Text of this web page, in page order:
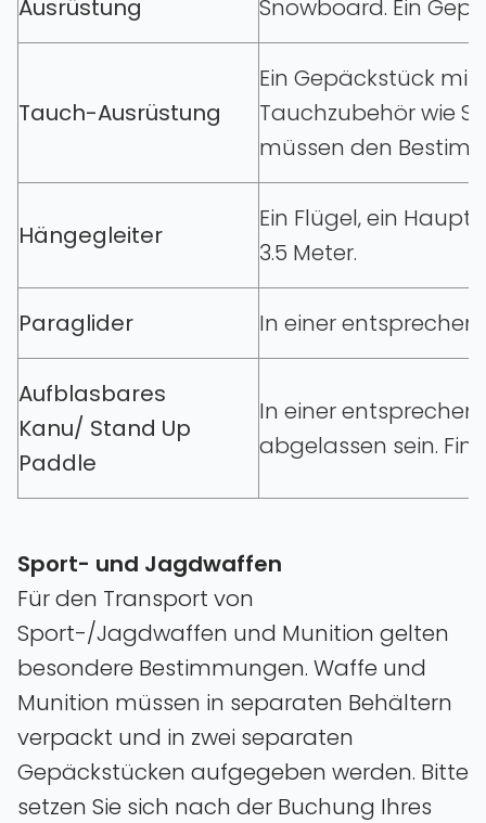
Ausrüstung Snowboard. Ein
Tauch-Ausrüstung
Ein Gepäckstück
Tauchzubehör wie
müssen den
Hängegleiter
Ein Flügel‚ ein
3.5 Meter.
Paraglider In einer
Aufblasbares
Kanu/ Stand Up
Paddle
In einer
abgelassen sein.
Sport- und Jagdwaffen
Für den Transport von
Sport-/Jagdwaffen und Munition gelten
besondere Bestimmungen. Waffe und
Munition müssen in separaten Behältern
verpackt und in zwei separaten
Gepäckstücken aufgegeben werden. Bitte
setzen Sie sich nach der Buchung Ihres